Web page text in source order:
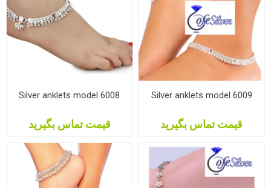
Silver anklets model 6008
قیمت تماس بگیرید
Silver anklets model 6009
قیمت تماس بگیرید